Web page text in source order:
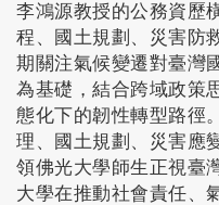
李鴻源教授的公務資歷
程、國土規劃、災害防
期關注氣候變遷對臺灣
為基礎，結合跨域政策
態化下的韌性轉型路徑
理、國土規劃、災害應
領佛光大學師生正視臺
大學在推動社會責任、